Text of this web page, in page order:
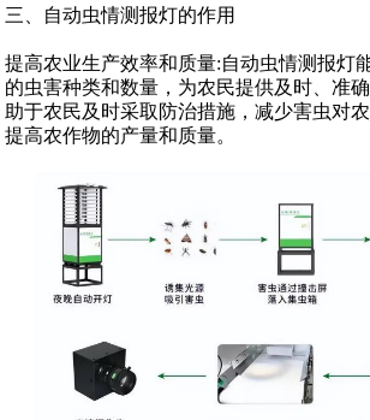
三、自动虫情测报灯的作用
提高农业生产效率和质量:自动虫情测报灯
的虫害种类和数量，为农民提供及时、准
助于农民及时采取防治措施，减少害虫对
提高农作物的产量和质量。